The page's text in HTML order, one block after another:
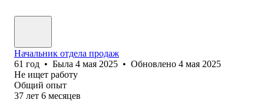
Начальник отдела продаж
61 год • Была 4 мая 2025 • Обновлено 4 мая 2025
Не ищет работу
Общий опыт
37 лет 6 месяцев